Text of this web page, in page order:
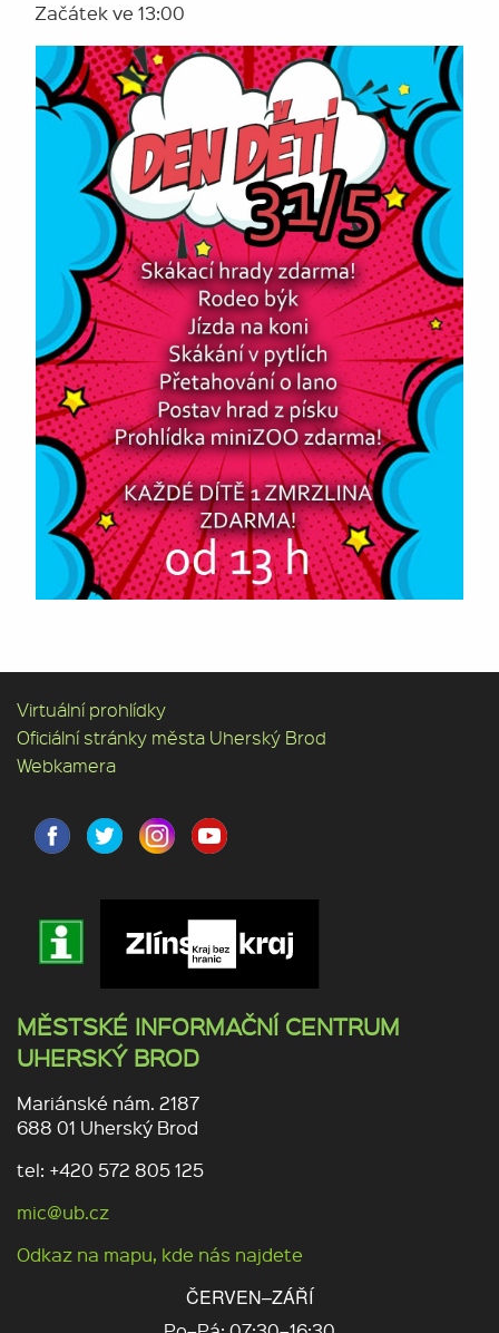
Začátek ve 13:00
Virtuální prohlídky
Oficiální stránky města Uherský Brod
Webkamera
MĚSTSKÉ INFORMAČNÍ CENTRUM
UHERSKÝ BROD
Mariánské nám. 2187
688 01 Uherský Brod
tel: +420 572 805 125
mic@ub.cz
Odkaz na mapu, kde nás najdete
ČERVEN–ZÁŘÍ